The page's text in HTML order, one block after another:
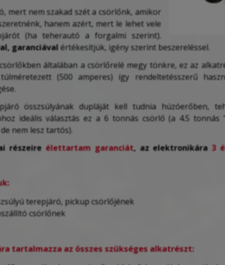
mert nem szakad szét a csörlőnk, amikor
hanem azért, mert le lehet vele
(ha teherautó a forgalmi szerint).
garanciával értékesítjük, igény szerint beszereléssel.
általában a csörlőrelé megy tönkre, ez az
(500 amperes) így rendeltetésszerű
összsúlyának dupláját kell tudnia húzóerőben,
ideális választás ez a 6 tonnás csörlő (a 4.5
nem lesz tartós).
részeire élettartam garanciát, az elektronikára3
terepjáró, pickup csörlőjének
csörlőnek
tartalmazza az összes szükséges alkatrészt: